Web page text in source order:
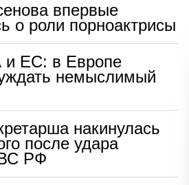
впервые
о роли порноактрисы
ЕС: в Европе
немыслимый
накинулась
после удара
РФ